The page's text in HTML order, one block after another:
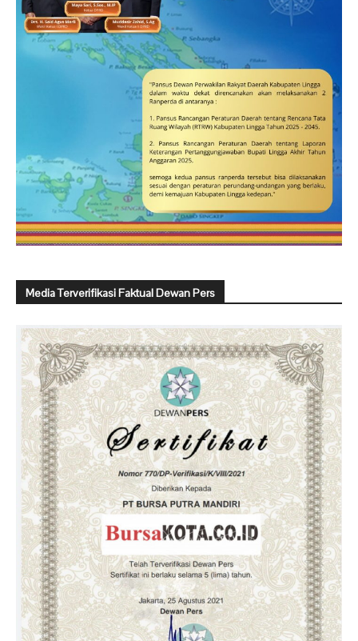
Media Terverifikasi Faktual Dewan Pers